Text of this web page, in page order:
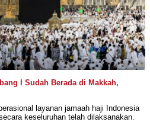
I Sudah Berada di Makkah,
layanan jamaah haji Indonesia
keseluruhan telah dilaksanakan.